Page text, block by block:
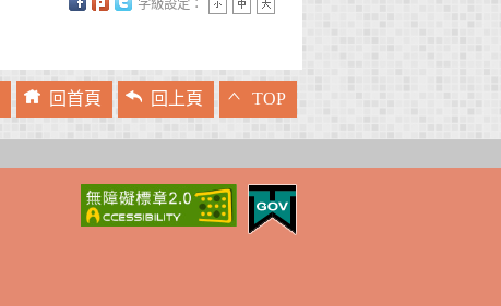
字級設定：
回首頁 回上頁 TOP